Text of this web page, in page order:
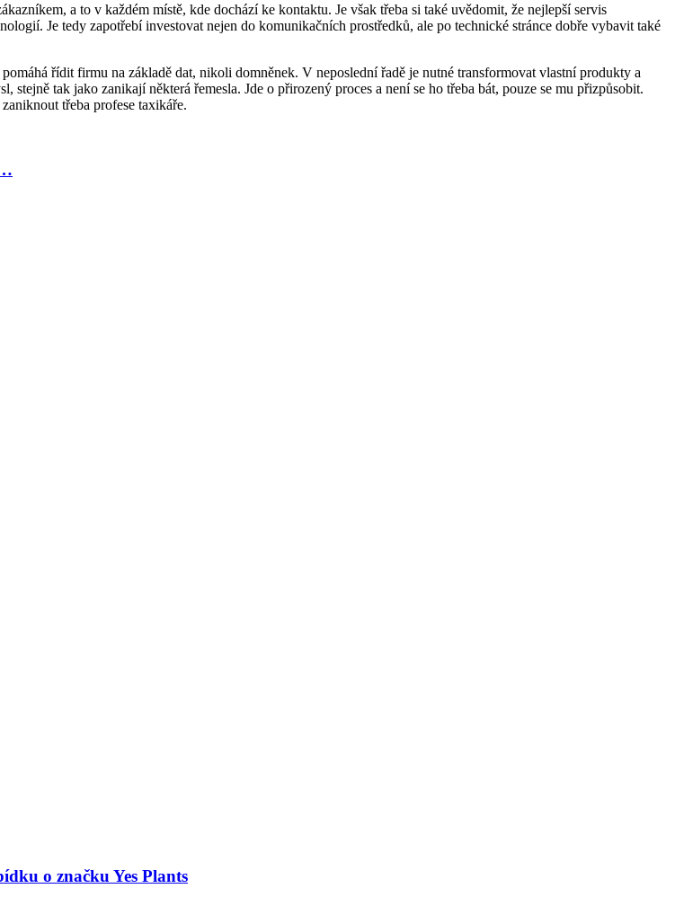
a to v každém místě, kde dochází ke kontaktu. Je však třeba si také uvědomit, že nejlepší servis
Je tedy zapotřebí investovat nejen do komunikačních prostředků, ale po technické stránce dobře vybavit také
řídit firmu na základě dat, nikoli domněnek. V neposlední řadě je nutné transformovat vlastní produkty a
tak jako zanikají některá řemesla. Jde o přirozený proces a není se ho třeba bát, pouze se mu přizpůsobit.
třeba profese taxikáře.
o značku Yes Plants